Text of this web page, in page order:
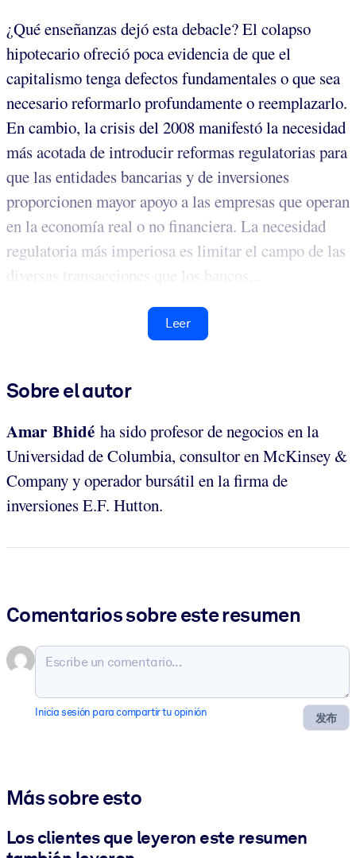
¿Qué enseñanzas dejó esta debacle? El colapso
hipotecario ofreció poca evidencia de que el
capitalismo tenga defectos fundamentales o que sea
necesario reformarlo profundamente o reemplazarlo.
En cambio, la crisis del 2008 manifestó la necesidad
más acotada de introducir reformas regulatorias para
que las entidades bancarias y de inversiones
proporcionen mayor apoyo a las empresas que operan
en la economía real o no financiera. La necesidad
regulatoria más imperiosa es limitar el campo de las
diversas transacciones que los bancos...
Leer
Sobre el autor
Amar Bhidé ha sido profesor de negocios en la
Universidad de Columbia, consultor en McKinsey &
Company y operador bursátil en la firma de
inversiones E.F. Hutton.
Comentarios sobre este resumen
发布
Inicia sesión para compartir tu opinión
Más sobre esto
Los clientes que leyeron este resumen